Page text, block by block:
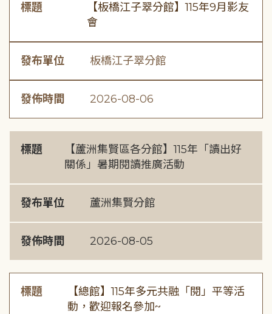
標題
【板橋江子翠分館】115年9月影友
會
發布單位 板橋江子翠分館
發佈時間 2026-08-06
標題
【蘆洲集賢區各分館】115年「讀出好
關係」暑期閱讀推廣活動
發布單位 蘆洲集賢分館
發佈時間 2026-08-05
標題
【總館】115年多元共融「閱」平等活
動，歡迎報名參加~